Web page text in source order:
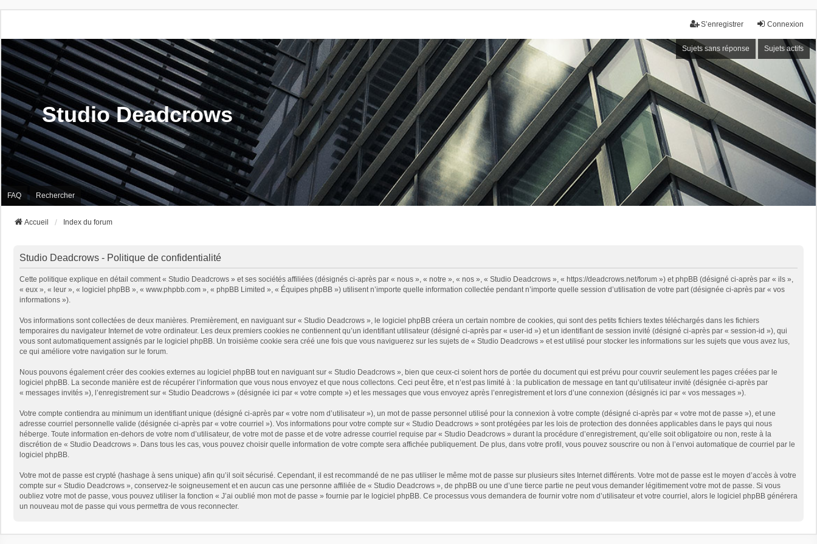
Connexion
S’enregistrer
Sujets sans réponse Sujets actifs
Studio Deadcrows
FAQ Rechercher
Accueil Index du forum
Studio Deadcrows - Politique de confidentialité
Cette politique explique en détail comment « Studio Deadcrows » et ses sociétés affiliées (désignés ci-après par « nous », « notre », « nos », « Studio Deadcrows », « https://deadcrows.net/forum ») et phpBB (désigné ci-après par « ils »,
« eux », « leur », « logiciel phpBB », « www.phpbb.com », « phpBB Limited », « Équipes phpBB ») utilisent n’importe quelle information collectée pendant n’importe quelle session d’utilisation de votre part (désignée ci-après par « vos
informations »).
Vos informations sont collectées de deux manières. Premièrement, en naviguant sur « Studio Deadcrows », le logiciel phpBB créera un certain nombre de cookies, qui sont des petits fichiers textes téléchargés dans les fichiers
temporaires du navigateur Internet de votre ordinateur. Les deux premiers cookies ne contiennent qu’un identifiant utilisateur (désigné ci-après par « user-id ») et un identifiant de session invité (désigné ci-après par « session-id »), qui
vous sont automatiquement assignés par le logiciel phpBB. Un troisième cookie sera créé une fois que vous naviguerez sur les sujets de « Studio Deadcrows » et est utilisé pour stocker les informations sur les sujets que vous avez lus,
ce qui améliore votre navigation sur le forum.
Nous pouvons également créer des cookies externes au logiciel phpBB tout en naviguant sur « Studio Deadcrows », bien que ceux-ci soient hors de portée du document qui est prévu pour couvrir seulement les pages créées par le
logiciel phpBB. La seconde manière est de récupérer l’information que vous nous envoyez et que nous collectons. Ceci peut être, et n’est pas limité à : la publication de message en tant qu’utilisateur invité (désignée ci-après par
« messages invités »), l’enregistrement sur « Studio Deadcrows » (désignée ici par « votre compte ») et les messages que vous envoyez après l’enregistrement et lors d’une connexion (désignés ici par « vos messages »).
Votre compte contiendra au minimum un identifiant unique (désigné ci-après par « votre nom d’utilisateur »), un mot de passe personnel utilisé pour la connexion à votre compte (désigné ci-après par « votre mot de passe »), et une
adresse courriel personnelle valide (désignée ci-après par « votre courriel »). Vos informations pour votre compte sur « Studio Deadcrows » sont protégées par les lois de protection des données applicables dans le pays qui nous
héberge. Toute information en-dehors de votre nom d’utilisateur, de votre mot de passe et de votre adresse courriel requise par « Studio Deadcrows » durant la procédure d’enregistrement, qu’elle soit obligatoire ou non, reste à la
discrétion de « Studio Deadcrows ». Dans tous les cas, vous pouvez choisir quelle information de votre compte sera affichée publiquement. De plus, dans votre profil, vous pouvez souscrire ou non à l’envoi automatique de courriel par le
logiciel phpBB.
Votre mot de passe est crypté (hashage à sens unique) afin qu’il soit sécurisé. Cependant, il est recommandé de ne pas utiliser le même mot de passe sur plusieurs sites Internet différents. Votre mot de passe est le moyen d’accès à votre
compte sur « Studio Deadcrows », conservez-le soigneusement et en aucun cas une personne affiliée de « Studio Deadcrows », de phpBB ou une d’une tierce partie ne peut vous demander légitimement votre mot de passe. Si vous
oubliez votre mot de passe, vous pouvez utiliser la fonction « J’ai oublié mon mot de passe » fournie par le logiciel phpBB. Ce processus vous demandera de fournir votre nom d’utilisateur et votre courriel, alors le logiciel phpBB générera
un nouveau mot de passe qui vous permettra de vous reconnecter.